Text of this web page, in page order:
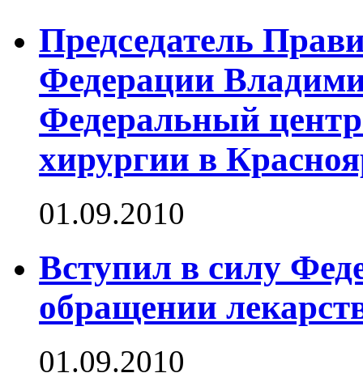
Председатель
Федерации
Федеральный центр
хирургии в
01.09.2010
Вступил в силу
обращении
01.09.2010